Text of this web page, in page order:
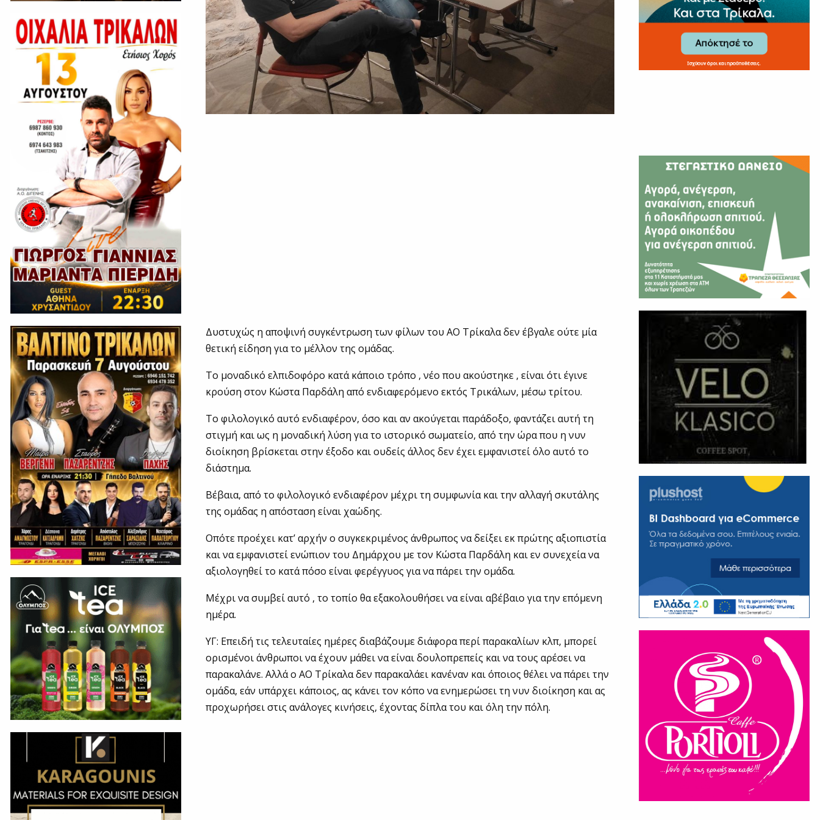
Δυστυχώς η αποψινή συγκέντρωση των φίλων του ΑΟ Τρίκαλα δεν έβγαλε ούτε μία
θετική είδηση για το μέλλον της ομάδας.
Το μοναδικό ελπιδοφόρο κατά κάποιο τρόπο , νέο που ακούστηκε , είναι ότι έγινε
κρούση στον Κώστα Παρδάλη από ενδιαφερόμενο εκτός Τρικάλων, μέσω τρίτου.
Το φιλολογικό αυτό ενδιαφέρον, όσο και αν ακούγεται παράδοξο, φαντάζει αυτή τη
στιγμή και ως η μοναδική λύση για το ιστορικό σωματείο, από την ώρα που η νυν
διοίκηση βρίσκεται στην έξοδο και ουδείς άλλος δεν έχει εμφανιστεί όλο αυτό το
διάστημα.
Βέβαια, από το φιλολογικό ενδιαφέρον μέχρι τη συμφωνία και την αλλαγή σκυτάλης
της ομάδας η απόσταση είναι χαώδης.
Οπότε προέχει κατ’ αρχήν ο συγκεκριμένος άνθρωπος να δείξει εκ πρώτης αξιοπιστία
και να εμφανιστεί ενώπιον του Δημάρχου με τον Κώστα Παρδάλη και εν συνεχεία να
αξιολογηθεί το κατά πόσο είναι φερέγγυος για να πάρει την ομάδα.
Μέχρι να συμβεί αυτό , το τοπίο θα εξακολουθήσει να είναι αβέβαιο για την επόμενη
ημέρα.
ΥΓ: Επειδή τις τελευταίες ημέρες διαβάζουμε διάφορα περί παρακαλίων κλπ, μπορεί
ορισμένοι άνθρωποι να έχουν μάθει να είναι δουλοπρεπείς και να τους αρέσει να
παρακαλάνε. Αλλά ο ΑΟ Τρίκαλα δεν παρακαλάει κανέναν και όποιος θέλει να πάρει την
ομάδα, εάν υπάρχει κάποιος, ας κάνει τον κόπο να ενημερώσει τη νυν διοίκηση και ας
προχωρήσει στις ανάλογες κινήσεις, έχοντας δίπλα του και όλη την πόλη.